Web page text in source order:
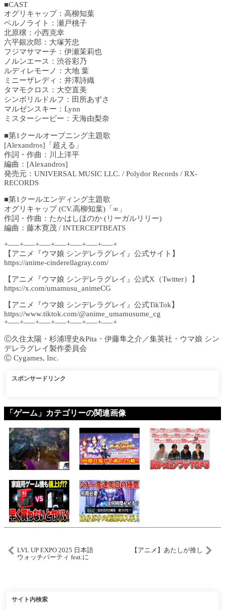
■CAST
オグリキャップ：高柳知葉
ベルノライト：瀬戸桃子
北原穣：小西克幸
六平銀次郎：大塚芳忠
フジマサマーチ：伊瀬茉莉也
ノルンエース：渋谷彩乃
ルディレモーノ：大地 葉
ミニーザレディ：井澤詩織
タマモクロス：大空直美
シンボリルドルフ：田所あずさ
マルゼンスキー：Lynn
ミスターシービー：天海由梨奈
■第1クールオープニング主題歌
[Alexandros]「超える」
作詞・作曲：川上洋平
編曲：[Alexandros]
発売元：UNIVERSAL MUSIC LLC. / Polydor Records / RX-
RECORDS
■第1クールエンディング主題歌
オグリキャップ (CV.高柳知葉)「∞」
作詞・作曲：たかはしほのか (リーガルリリー)
編曲：藤木寛茂 / INTERCEPTBEATS
+—–+—–+—–+—–+—–+—–+—–+
【アニメ『ウマ娘 シンデレラグレイ』公式サイト】
https://anime-cinderellagray.com/
【アニメ『ウマ娘 シンデレラグレイ』公式X（Twitter）】
https://x.com/umamusu_animeCG
【アニメ『ウマ娘 シンデレラグレイ』公式TikTok】
https://www.tiktok.com/@anime_umamusume_cg
+—–+—–+—–+—–+—–+—–+—–+
Ⓒ久住太陽・杉浦理史&Pita・伊藤隼之介／集英社・ウマ娘 シン
デレラグレイ製作委員会
Ⓒ Cygames, Inc.
スポンサードリンク
「ゲーム」カテゴリーの関連画像
LVL UP EXPO 2025 日本語
ウォッチパーティ feat.に
【アニメ】あたしが推し
サイト内検索